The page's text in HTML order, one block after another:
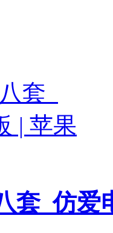
套_仿爱